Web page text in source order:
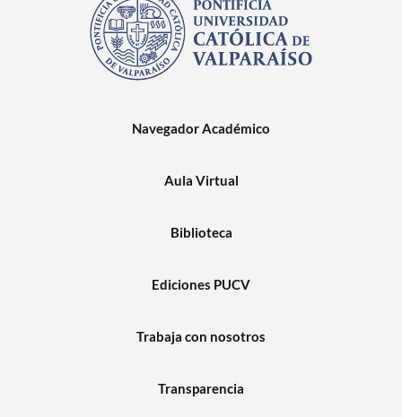
Navegador Académico
Aula Virtual
Biblioteca
Ediciones PUCV
Trabaja con nosotros
Transparencia